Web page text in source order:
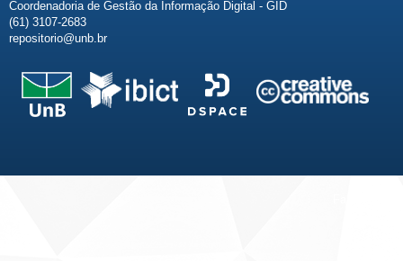
Coordenadoria de Gestão da Informação Digital - GID
(61) 3107-2683
repositorio@unb.br